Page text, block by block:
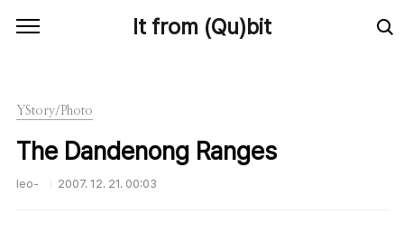
It from (Qu)bit
YStory/Photo
The Dandenong Ranges
leo- 2007. 12. 21. 00:03